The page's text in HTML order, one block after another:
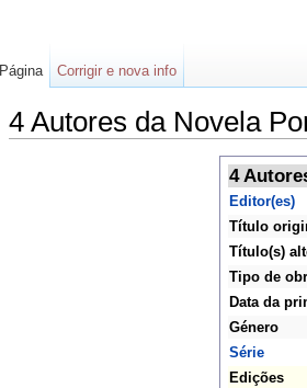
4 Autores da Novela
4
Editor(es)
Título
Título(s)
Tipo de
Data da
Género
Série
Edições
Página Corrigir e nova info